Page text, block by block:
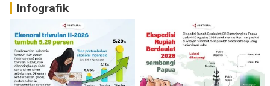
Infografik